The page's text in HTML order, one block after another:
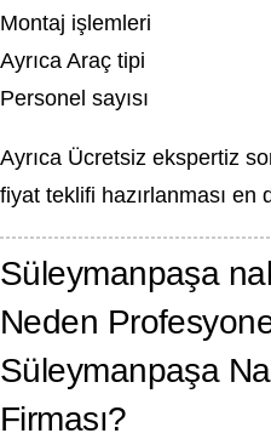
Montaj işlemleri
Ayrıca Araç tipi
Personel sayısı
Ayrıca Ücretsiz ekspertiz
fiyat teklifi hazırlanması en
Süleymanpaşa
Neden
Süleymanpaşa
Firması?